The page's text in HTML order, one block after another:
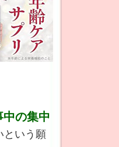
中の集中
という願